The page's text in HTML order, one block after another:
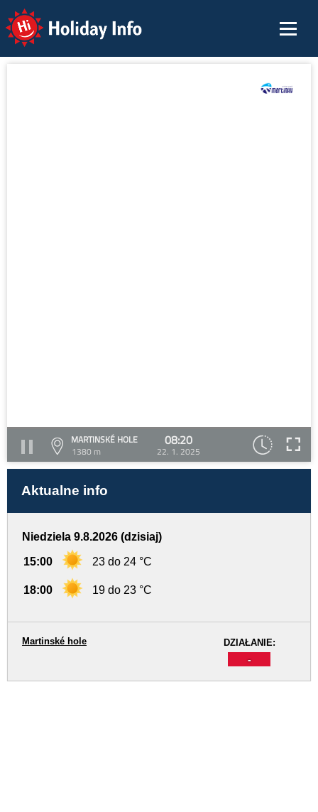
Holiday Info
MARTINSKÉ HOLE
1380 m
08:20
22. 1. 2025
Aktualne info
Niedziela 9.8.2026 (dzisiaj)
15:00 23 do 24 °C
18:00 19 do 23 °C
DZIAŁANIE:
-
Martinské hole